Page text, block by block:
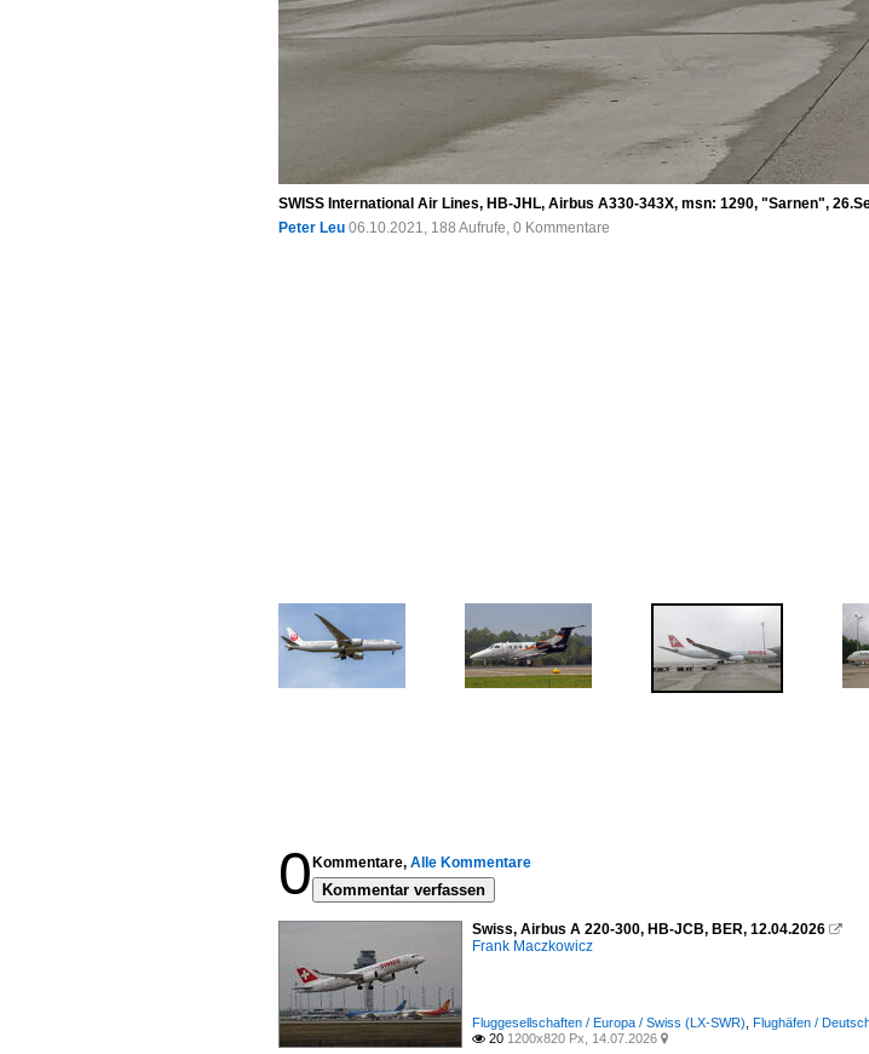
SWISS International Air Lines, HB-JHL, Airbus A330-343X, msn: 1290, "Sarnen",
Peter Leu 06.10.2021, 188 Aufrufe, 0 Kommentare
0 Kommentare, Alle Kommentare
Kommentar verfassen
Swiss, Airbus A 220-300, HB-JCB, BER, 12.04.2026 
Frank Maczkowicz
Fluggesellschaften / Europa / Swiss (LX-SWR) Flughäfen /
 20 1200x820 Px, 14.07.2026 